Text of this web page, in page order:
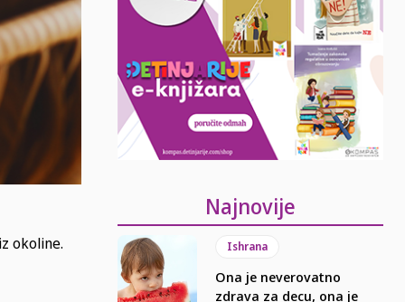
okoline.
Najnovije
Ishrana
Ona je neverovatno
zdrava za decu, ona je